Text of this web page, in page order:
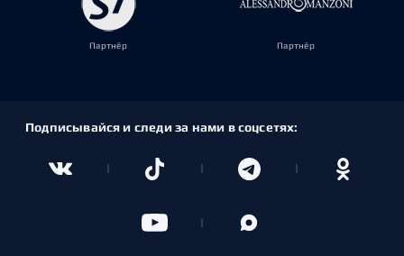
Партнёр Партнёр
Подписывайся и следи за нами в соцсетях: